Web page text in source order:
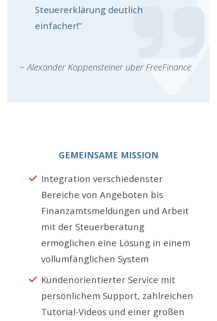
Steuererklärung deutlich
einfacher!“
~ Alexander Koppensteiner über FreeFinance
GEMEINSAME MISSION
Integration verschiedenster
Bereiche von Angeboten bis
Finanzamtsmeldungen und Arbeit
mit der Steuerberatung
ermöglichen eine Lösung in einem
vollumfänglichen System
Kundenorientierter Service mit
persönlichem Support, zahlreichen
Tutorial-Videos und einer großen